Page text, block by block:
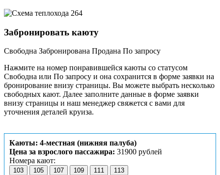
Забронировать каюту
Свободна Забронирована Продана По запросу
Нажмите на номер понравившейся каюты со статусом
Свободна или По запросу и она сохранится в форме заявки на
бронирование внизу страницы. Вы можете выбрать несколько
свободных кают. Далее заполните данные в форме заявки
внизу страницы и наш менеджер свяжется с вами для
уточнения деталей круиза.
Каюты: 4-местная (нижняя палуба)
Цена за взрослого пассажира: 31900 рублей
Номера кают:
103 105 107 109 111 113